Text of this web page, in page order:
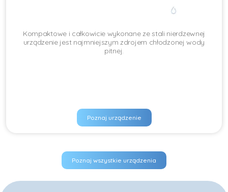
Kompaktowe i całkowicie wykonane ze stali nierdzewnej
urządzenie jest najmniejszym zdrojem chłodzonej wody
pitnej.
Poznaj urządzenie
Poznaj wszystkie urządzenia